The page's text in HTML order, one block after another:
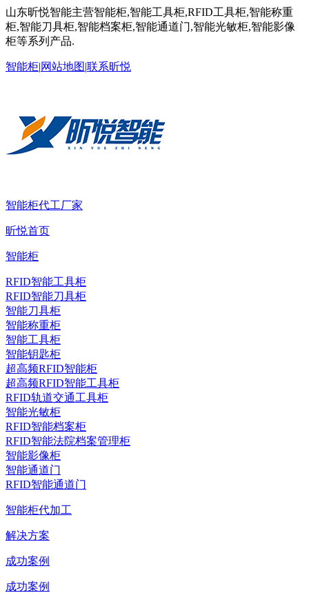
山东昕悦智能主营智能柜,智能工具柜,RFID工具柜,智能称重
柜,智能刀具柜,智能档案柜,智能通道门,智能光敏柜,智能影像
柜等系列产品.
智能柜|网站地图|联系昕悦
智能柜代工厂家
昕悦首页
智能柜
RFID智能工具柜
RFID智能刀具柜
智能刀具柜
智能称重柜
智能工具柜
智能钥匙柜
超高频RFID智能柜
超高频RFID智能工具柜
RFID轨道交通工具柜
智能光敏柜
RFID智能档案柜
RFID智能法院档案管理柜
智能影像柜
智能通道门
RFID智能通道门
智能柜代加工
解决方案
成功案例
成功案例